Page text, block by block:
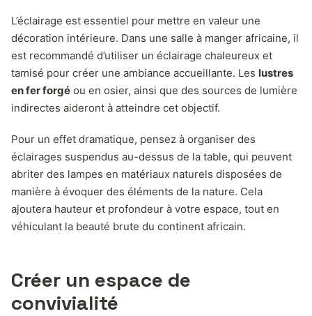
L’éclairage est essentiel pour mettre en valeur une
décoration intérieure. Dans une salle à manger africaine, il
est recommandé d’utiliser un éclairage chaleureux et
tamisé pour créer une ambiance accueillante. Les lustres
en fer forgé ou en osier, ainsi que des sources de lumière
indirectes aideront à atteindre cet objectif.
Pour un effet dramatique, pensez à organiser des
éclairages suspendus au-dessus de la table, qui peuvent
abriter des lampes en matériaux naturels disposées de
manière à évoquer des éléments de la nature. Cela
ajoutera hauteur et profondeur à votre espace, tout en
véhiculant la beauté brute du continent africain.
Créer un espace de
convivialité